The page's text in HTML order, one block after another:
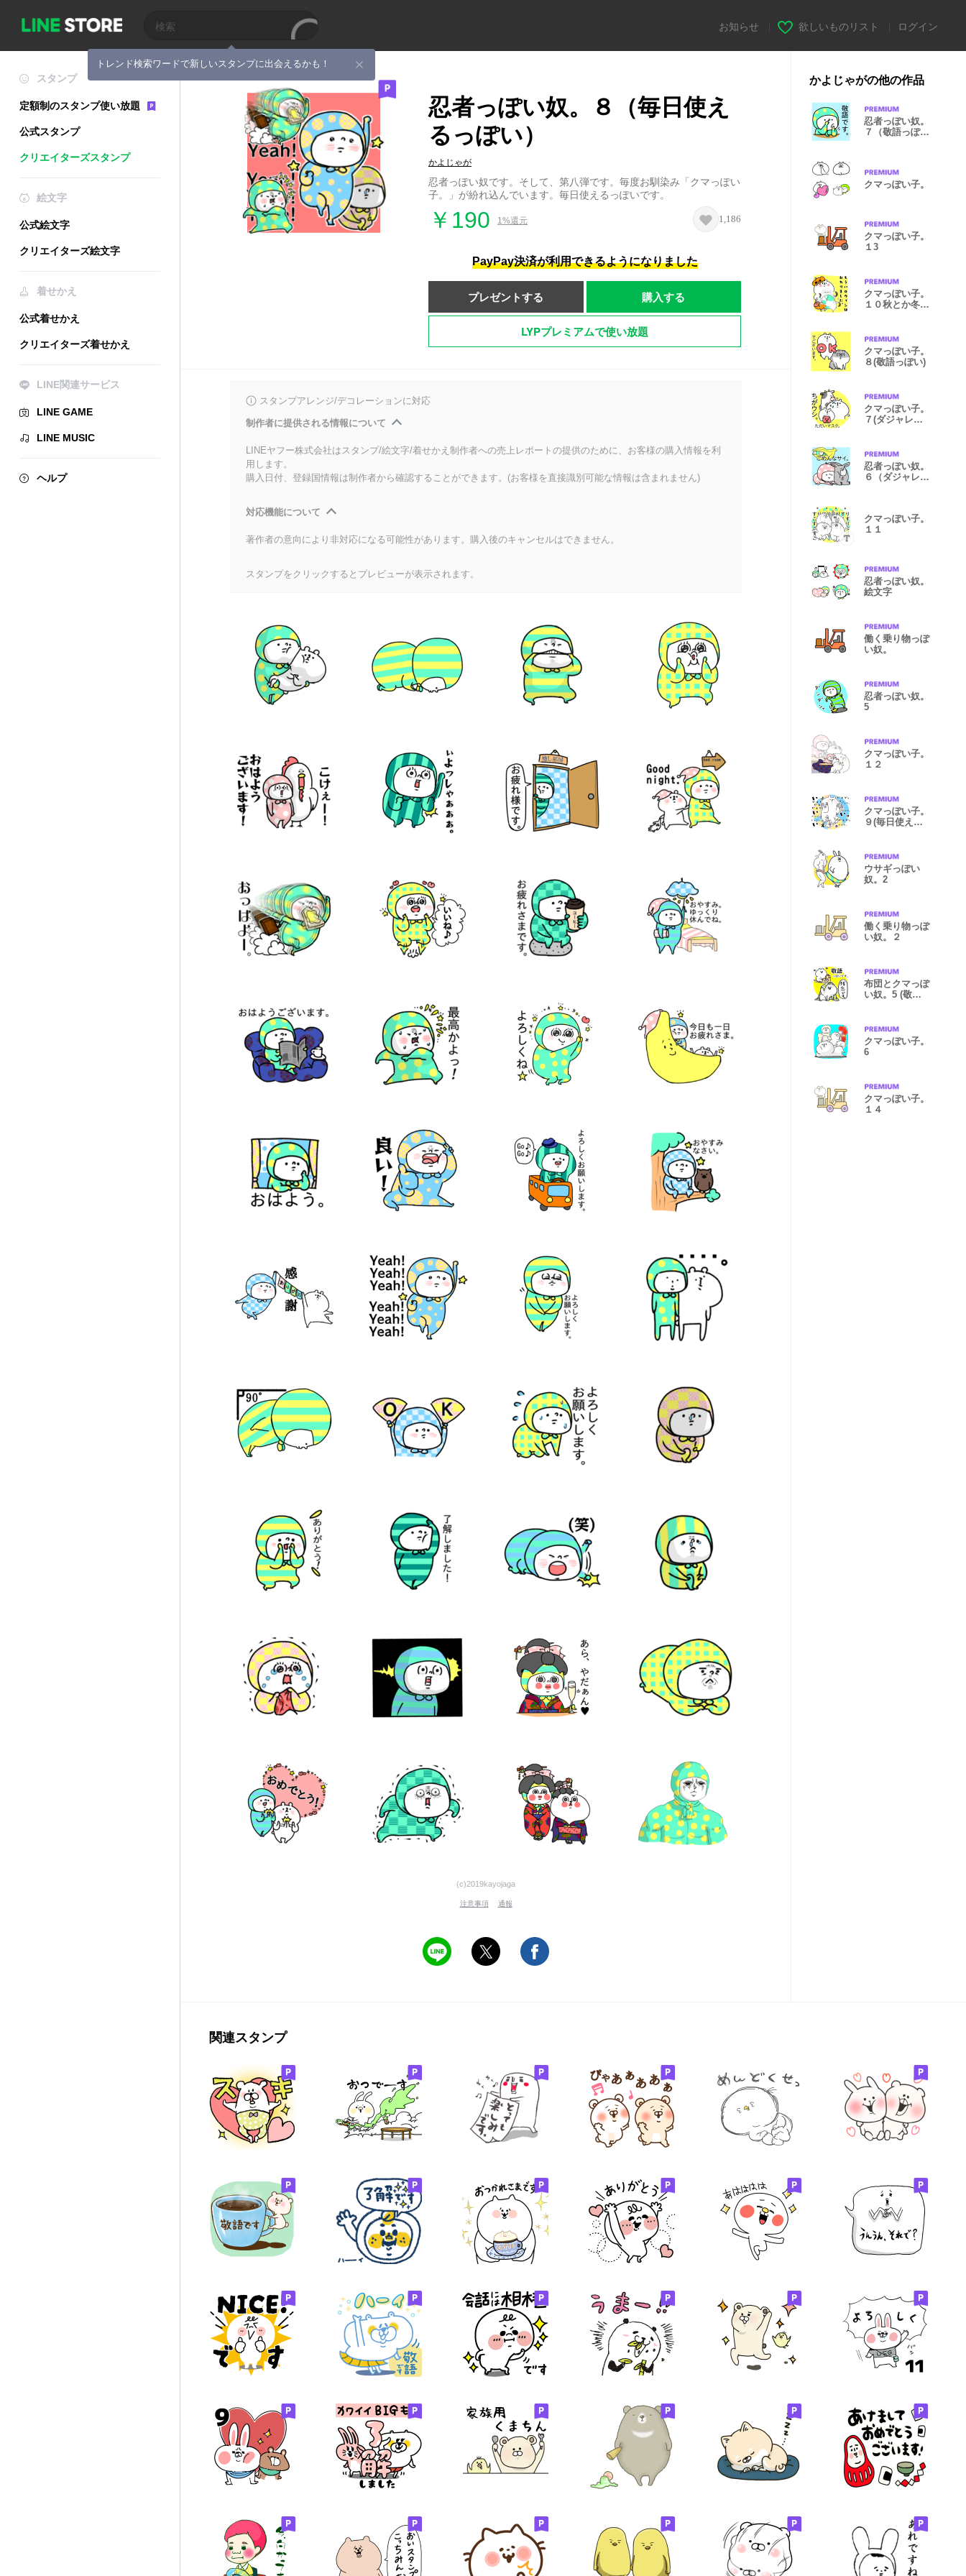
トレンド検索ワードで新しいスタンプに出会えるかも！
お知らせ 欲しいものリスト ログイン
スタンプ
定額制のスタンプ使い放題
公式スタンプ
クリエイターズスタンプ
絵文字
公式絵文字
クリエイターズ絵文字
着せかえ
公式着せかえ
クリエイターズ着せかえ
LINE関連サービス
LINE GAME
LINE MUSIC
ヘルプ
忍者っぽい奴。８（毎日使え
るっぽい）
かよじゃが
忍者っぽい奴です。そして、第八弾です。毎度お馴染み「クマっぽい
子。」が紛れ込んでいます。毎日使えるっぽいです。
￥190 1%還元 1,186
PayPay決済が利用できるようになりました
プレゼントする 購入する
LYPプレミアムで使い放題
スタンプアレンジ/デコレーションに対応
制作者に提供される情報について
LINEヤフー株式会社はスタンプ/絵文字/着せかえ制作者への売上レポートの提供のために、お客様の購入情報を利
用します。
購入日付、登録国情報は制作者から確認することができます。(お客様を直接識別可能な情報は含まれません)
対応機能について
著作者の意向により非対応になる可能性があります。購入後のキャンセルはできません。
スタンプをクリックするとプレビューが表示されます。
(c)2019kayojaga
注意事項 通報
かよじゃがの他の作品
忍者っぽい奴。
７（敬語っぽ
クマっぽい子。
クマっぽい子。
１3
クマっぽい子。
１０秋とか冬と
クマっぽい子。
８(敬語っぽい)
クマっぽい子。
７(ダジャレっ
忍者っぽい奴。
６（ダジャレっ
クマっぽい子。
１１
忍者っぽい奴。
絵文字
働く乗り物っぽ
い奴。
忍者っぽい奴。
5
クマっぽい子。
１２
クマっぽい子。
９(毎日使える
ウサギっぽい
奴。2
働く乗り物っぽ
い奴。２
布団とクマっぽ
い奴。5 (敬語
クマっぽい子。
6
クマっぽい子。
１４
関連スタンプ